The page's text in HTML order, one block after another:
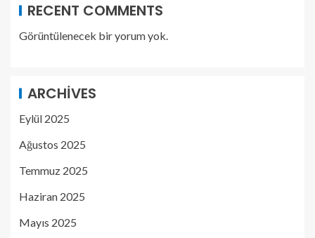
RECENT COMMENTS
Görüntülenecek bir yorum yok.
ARCHIVES
Eylül 2025
Ağustos 2025
Temmuz 2025
Haziran 2025
Mayıs 2025